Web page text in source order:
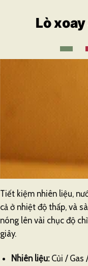
Lò
Tiết kiệm nhiên liệu,
cả ở nhiệt độ thấp, và
nóng lên vài chục độ
giây.
Nhiên liệu:Củi / Gas